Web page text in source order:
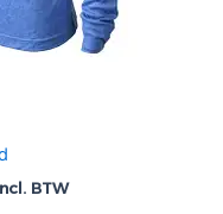
BTW